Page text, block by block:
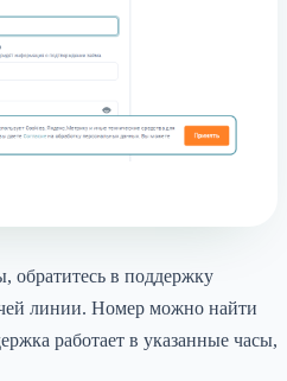
обратитесь в поддержку
линии. Номер можно найти
работает в указанные часы,